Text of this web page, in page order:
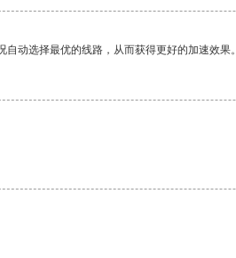
动选择最优的线路，从而获得更好的加速效果。